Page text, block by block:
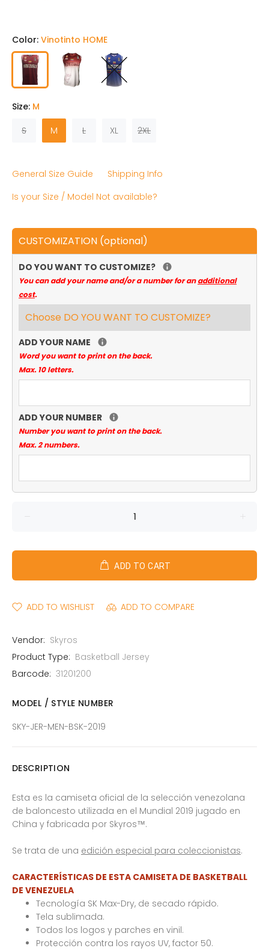
Color: Vinotinto HOME
Size: M
S
M L XL 2XL
General Size Guide
Shipping Info
Is your Size / Model Not available?
CUSTOMIZATION (optional)
DO YOU WANT TO CUSTOMIZE?
You can add your name and/or a number for anadditional
cost.
ADD YOUR NAME
Word you want to print on the back.
Max. 10 letters.
ADD YOUR NUMBER
Number you want to print on the back.
Max. 2 numbers.
ADD TO CART
ADD TO WISHLIST ADD TO COMPARE
Vendor: Skyros
Product Type: Basketball Jersey
Barcode: 31201200
MODEL / STYLE NUMBER
SKY-JER-MEN-BSK-2019
DESCRIPTION
Esta es la camiseta oficial de la selección venezolana
de baloncesto utilizada en el Mundial 2019 jugado en
China y fabricada por Skyros™.
Se trata de una edición especial para coleccionistas.
CARACTERÍSTICAS DE ESTA CAMISETA DE BASKETBALL
DE VENEZUELA
Tecnología SK Max-Dry, de secado rápido.
Tela sublimada.
Todos los logos y parches en vinil.
Protección contra los rayos UV, factor 50.